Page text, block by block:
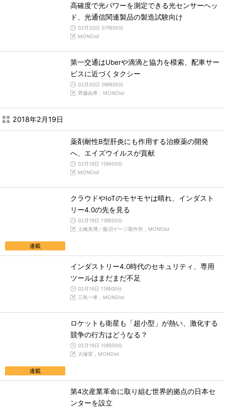
高確度で光パワーを測定できる光センサーヘッ
ド、光通信関連製品の製造試験向け
02月20日 07時00分
MONOist
第一交通はUberや滴滴と協力を模索、配車サー
ビスに近づくタクシー
02月20日 06時00分
齊藤由希，MONOist
2018年2月19日
薬剤耐性B型肝炎にも作用する治療薬の開発
へ、エイズウイルスが貢献
02月19日 15時00分
MONOist
連載
クラウドやIoTのモヤモヤは晴れ、インダスト
リー4.0の先を見る
02月19日 13時00分
土橋美博／飯沼ゲージ製作所，MONOist
インダストリー4.0時代のセキュリティ、専用
ツールはまだまだ不足
02月19日 11時00分
三島一孝，MONOist
連載
ロケットも衛星も「超小型」が熱い、激化する
競争の行方はどうなる？
02月19日 10時00分
大塚実，MONOist
第4次産業革命に取り組む世界的拠点の日本セ
ンターを設立